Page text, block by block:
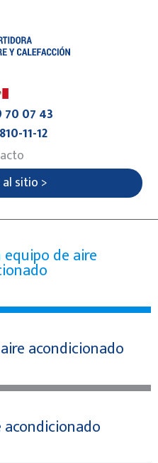
07 43
11-12
sitio >
de aire
acondicionado
acondicionado